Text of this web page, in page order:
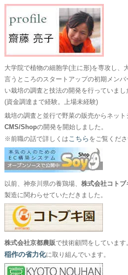
大学院で植物の細胞学(主に形)を専攻し、
言うところのスタートアップの初期メン
い栽培の調査と技法の開発を行っていまし
(資金調達まで経験。上場未経験)
栽培の調査と並行で野菜の販売からネッ
CMS/Shopの開発を開始しました。
※前職の話で詳しくは こちら をご覧くださ
以前、神奈川県の養鶏場、 株式会社コトブ
製造に関わらせていただきました。
株式会社京都農販で技術顧問をしています
稲作の省力化に取り組んでいます。